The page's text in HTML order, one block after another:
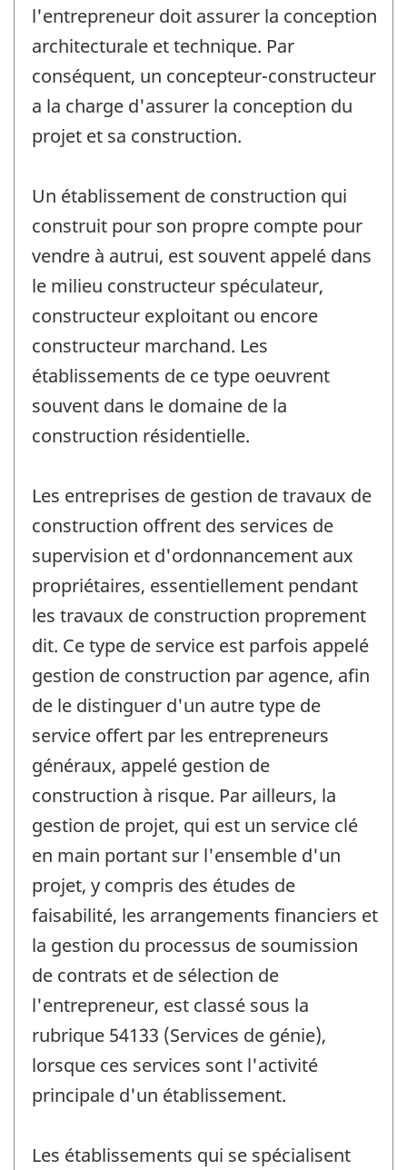
l'entrepreneur doit assurer la conception
architecturale et technique. Par
conséquent, un concepteur-constructeur
a la charge d'assurer la conception du
projet et sa construction.
Un établissement de construction qui
construit pour son propre compte pour
vendre à autrui, est souvent appelé dans
le milieu constructeur spéculateur,
constructeur exploitant ou encore
constructeur marchand. Les
établissements de ce type oeuvrent
souvent dans le domaine de la
construction résidentielle.
Les entreprises de gestion de travaux de
construction offrent des services de
supervision et d'ordonnancement aux
propriétaires, essentiellement pendant
les travaux de construction proprement
dit. Ce type de service est parfois appelé
gestion de construction par agence, afin
de le distinguer d'un autre type de
service offert par les entrepreneurs
généraux, appelé gestion de
construction à risque. Par ailleurs, la
gestion de projet, qui est un service clé
en main portant sur l'ensemble d'un
projet, y compris des études de
faisabilité, les arrangements financiers et
la gestion du processus de soumission
de contrats et de sélection de
l'entrepreneur, est classé sous la
rubrique 54133 (Services de génie),
lorsque ces services sont l'activité
principale d'un établissement.
Les établissements qui se spécialisent